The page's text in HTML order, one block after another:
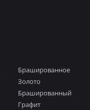
Брашированное
Золото
Брашированный
Графит